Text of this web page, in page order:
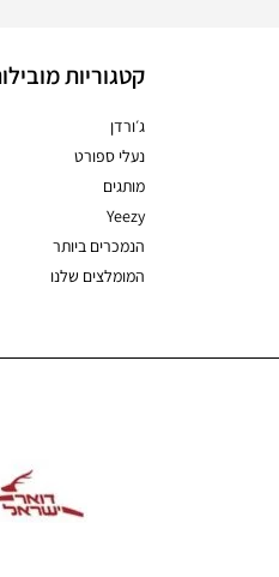
קטגוריות
ג׳ורדן
נעלי ספורט
מותגים
Yeezy
הנמכרים ביותר
המומלצים שלנו